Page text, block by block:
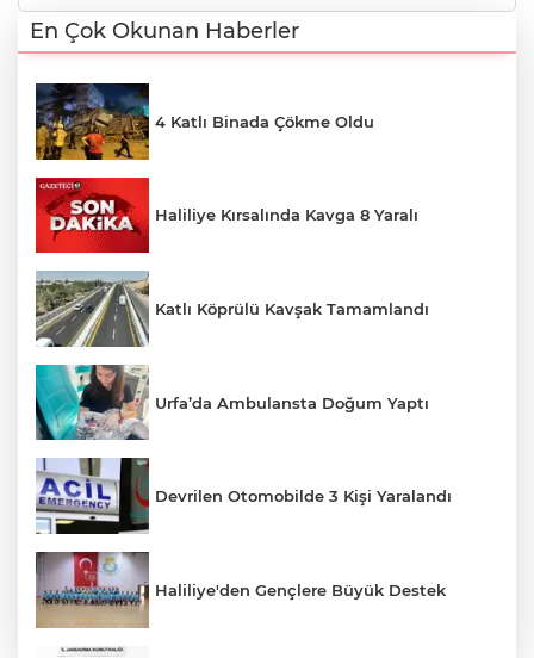
En Çok Okunan Haberler
4 Katlı Binada Çökme Oldu
Haliliye Kırsalında Kavga 8 Yaralı
Katlı Köprülü Kavşak Tamamlandı
Urfa’da Ambulansta Doğum Yaptı
Devrilen Otomobilde 3 Kişi Yaralandı
Haliliye'den Gençlere Büyük Destek